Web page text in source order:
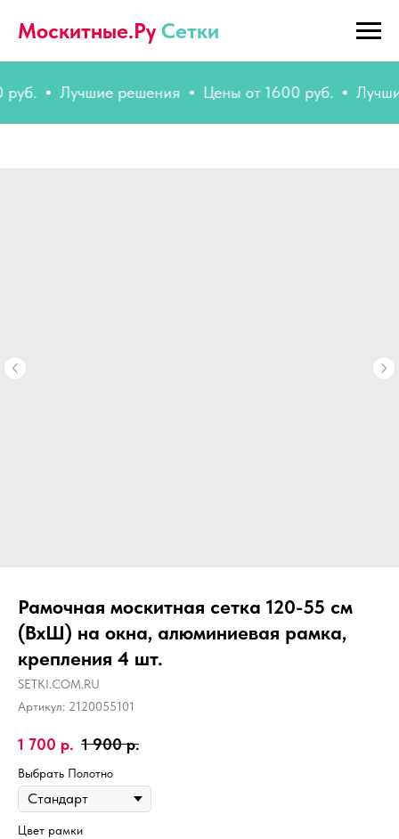
Москитные.Ру Сетки
Лучшие решения Цены от 1600 руб. Лучшие
Рамочная москитная сетка 120-55 см
(ВхШ) на окна, алюминиевая рамка,
крепления 4 шт.
SETKI.COM.RU
Артикул: 2120055101
1 700 р. 1 900 р.
Выбрать Полотно
Цвет рамки